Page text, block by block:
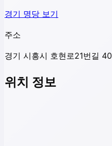
경기 명당 보기
주소
경기 시흥시 호현로21번길 40
위치 정보